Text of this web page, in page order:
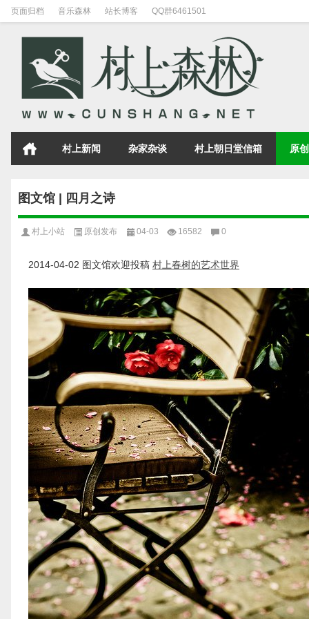
页面归档 音乐森林 站长博客 QQ群6461501
村上新闻 杂家杂谈 村上朝日堂信箱 原
图文馆 | 四月之诗
村上小站 原创发布 04-03 16582 0
2014-04-02 图文馆欢迎投稿 村上春树的艺术世界